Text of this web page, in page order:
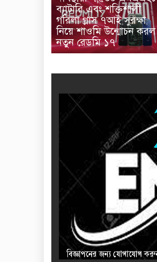
ব্যাটারি এবং শক্তিশালী
গরিলা গ্লাস ৭আই সুরক্ষা
নিয়ে শাওমি উন্মোচন করল
নতুন রেডমি ১৭